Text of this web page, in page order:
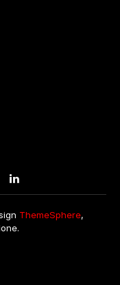
LinkedIn
ThemeSphere,